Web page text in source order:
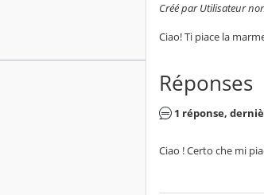
Créé par Utilisateur
Ciao! Ti piace la
Réponses
1 réponse,
Ciao ! Certo che mi